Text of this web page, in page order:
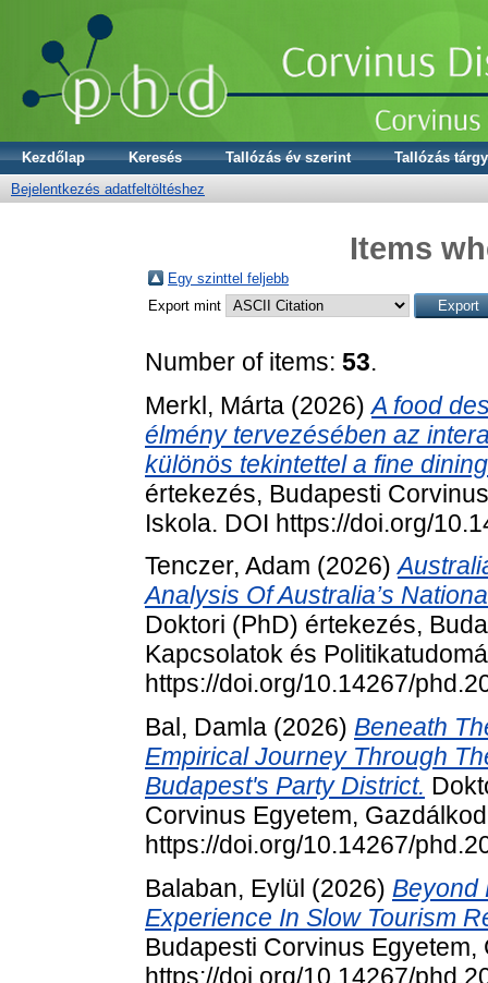
Kezdőlap Keresés Tallózás év szerint
Tallózás
Bejelentkezés adatfeltöltéshez
Items
Egy szinttel feljebb
Export mint
Number of items: 53.
Merkl, Márta (2026)A food
élmény tervezésében az
különös tekintettel a fine
értekezés, Budapesti
Iskola. DOI https://doi.org/
Tenczer, Adam (2026)
Analysis Of Australia’s
Doktori (PhD) értekezés,
Kapcsolatok és
https://doi.org/10.14267/
Bal, Damla (2026) Beneath
Empirical Journey Through
Budapest's Party District.
Corvinus Egyetem,
https://doi.org/10.14267/
Balaban, Eylül (2026) Beyond
Experience In Slow Tourism
Budapesti Corvinus
https://doi.org/10.14267/